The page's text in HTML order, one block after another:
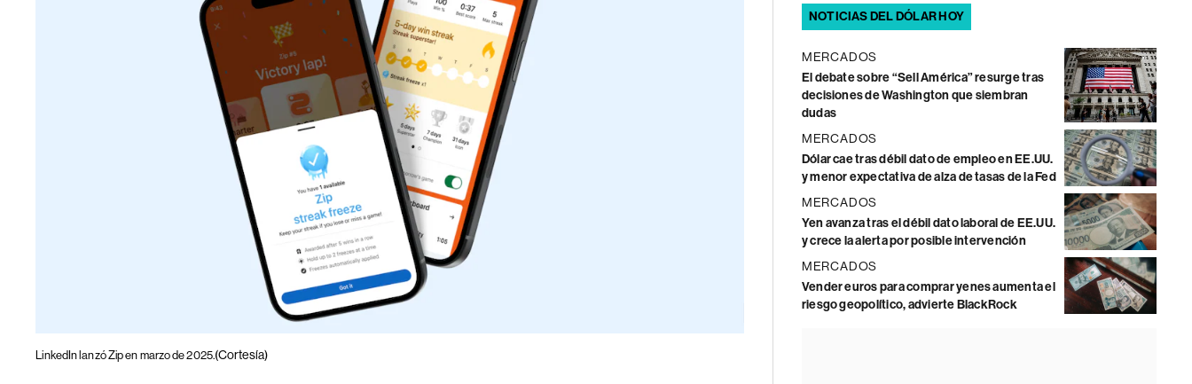
LinkedIn lanzó Zip en marzo de 2025.(Cortesía)
NOTICIAS DEL DÓLAR HOY
MERCADOS
El debate sobre “Sell América” resurge tras
decisiones de Washington que siembran
dudas
MERCADOS
Dólar cae tras débil dato de empleo en EE.UU.
y menor expectativa de alza de tasas de la Fed
MERCADOS
Yen avanza tras el débil dato laboral de EE.UU.
y crece la alerta por posible intervención
MERCADOS
Vender euros para comprar yenes aumenta el
riesgo geopolítico, advierte BlackRock